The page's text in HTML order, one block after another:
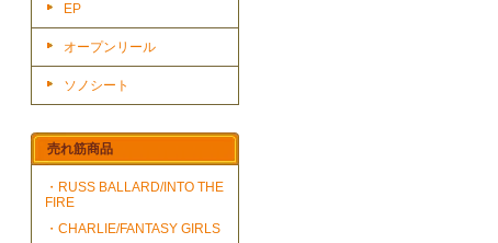
EP
オープンリール
ソノシート
売れ筋商品
・RUSS BALLARD/INTO THE
FIRE
・CHARLIE/FANTASY GIRLS